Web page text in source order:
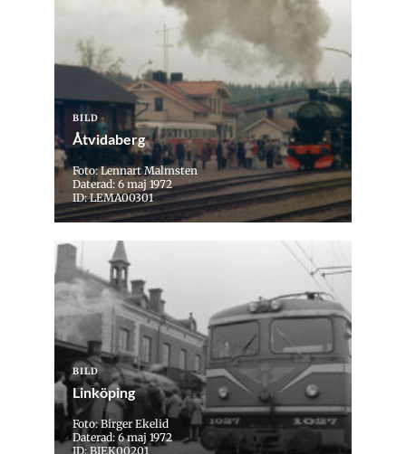
BILD
Åtvidaberg
Foto: Lennart Malmsten
Daterad: 6 maj 1972
ID: LEMA00301
BILD
Linköping
Foto: Birger Ekelid
Daterad: 6 maj 1972
ID: BIEK00201